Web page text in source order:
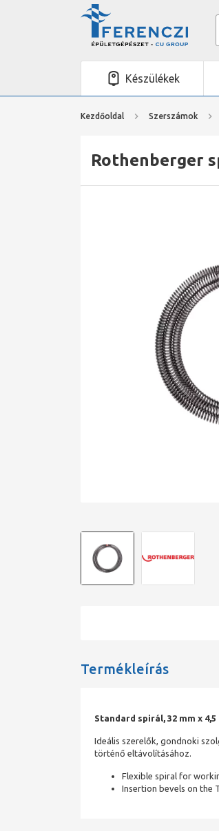
Készülékek
Kezdőoldal Szerszámok
Rothenberger
Termékleírás
Standard spirál, 32 mm x 4,5
Ideális szerelők, gondnoki
történő eltávolításához.
Flexible spiral for
Insertion bevels on the